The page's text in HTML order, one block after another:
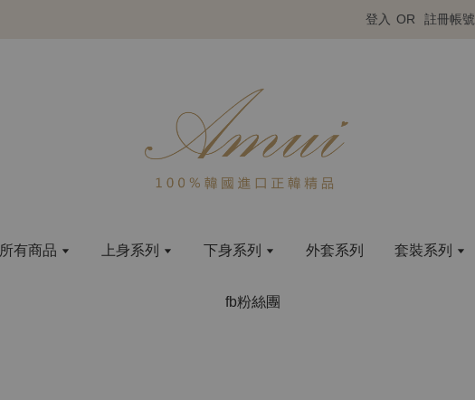
登入 OR 註冊帳號
所有商品 上身系列 下身系列 外套系列 套裝系列
fb粉絲團